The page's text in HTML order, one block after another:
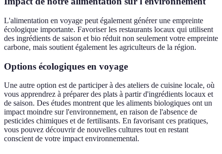
L'alimentation en voyage peut également générer une empreinte
écologique importante. Favoriser les restaurants locaux qui utilisent
des ingrédients de saison et bio réduit non seulement votre empreinte
carbone, mais soutient également les agriculteurs de la région.
Options écologiques en voyage
Une autre option est de participer à des ateliers de cuisine locale, où
vous apprendrez à préparer des plats à partir d'ingrédients locaux et
de saison. Des études montrent que les aliments biologiques ont un
impact moindre sur l'environnement, en raison de l'absence de
pesticides chimiques et de fertilisants. En favorisant ces pratiques,
vous pouvez découvrir de nouvelles cultures tout en restant
conscient de votre impact environnemental.